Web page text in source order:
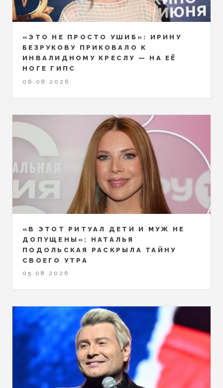
«ЭТО НЕ ПРОСТО УШИБ»: ИРИНУ
БЕЗРУКОВУ ПРИКОВАЛО К
ИНВАЛИДНОМУ КРЕСЛУ — НА ЕЁ
НОГЕ ГИПС
06.08.2026
«В ЭТОТ РИТУАЛ ДЕТИ И МУЖ НЕ
ДОПУЩЕНЫ»: НАТАЛЬЯ
ПОДОЛЬСКАЯ РАСКРЫЛА ТАЙНУ
СВОЕГО УТРА
05.08.2026